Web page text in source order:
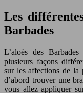
Les
Barbades
L’aloès des
plusieurs façons
sur les affections de la
d’abord trouver une
vous allez appliquer